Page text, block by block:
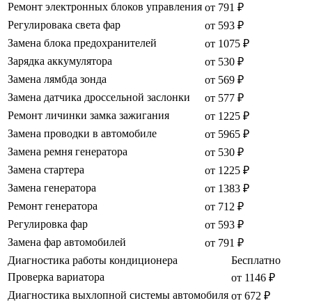
Ремонт электронных блоков управления от 791 ₽
Регулировака света фар
от 593 ₽
Замена блока предохранителей
от 1075 ₽
Зарядка аккумулятора
от 530 ₽
Замена лямбда зонда
от 569 ₽
Замена датчика дроссельной заслонки
от 577 ₽
Ремонт личинки замка зажигания
от 1225 ₽
Замена проводки в автомобиле
от 5965 ₽
Замена ремня генератора
от 530 ₽
Замена стартера
от 1225 ₽
Замена генератора
от 1383 ₽
Ремонт генератора
от 712 ₽
Регулировка фар
от 593 ₽
Замена фар автомобилей
от 791 ₽
Диагностика работы кондиционера
Бесплатно
Проверка вариатора
от 1146 ₽
Диагностика выхлопной системы автомобиля от 672 ₽